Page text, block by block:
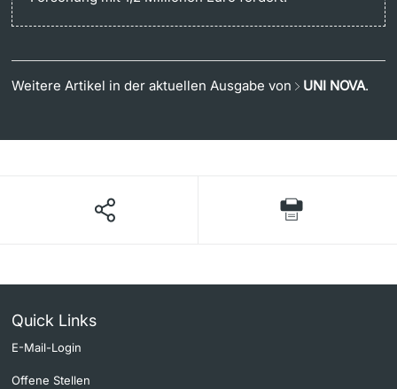
Weitere Artikel in der aktuellen Ausgabe von UNI NOVA.
Quick Links
E-Mail-Login
Offene Stellen